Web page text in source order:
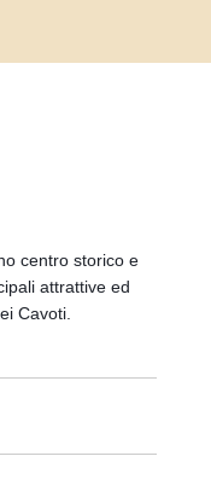
centro storico e
attrattive ed
Cavoti.